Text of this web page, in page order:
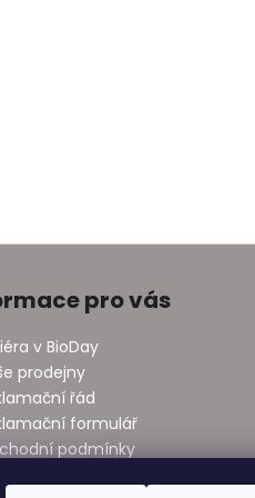
pro vás
v BioDay
prodejny
řád
formulář
podmínky